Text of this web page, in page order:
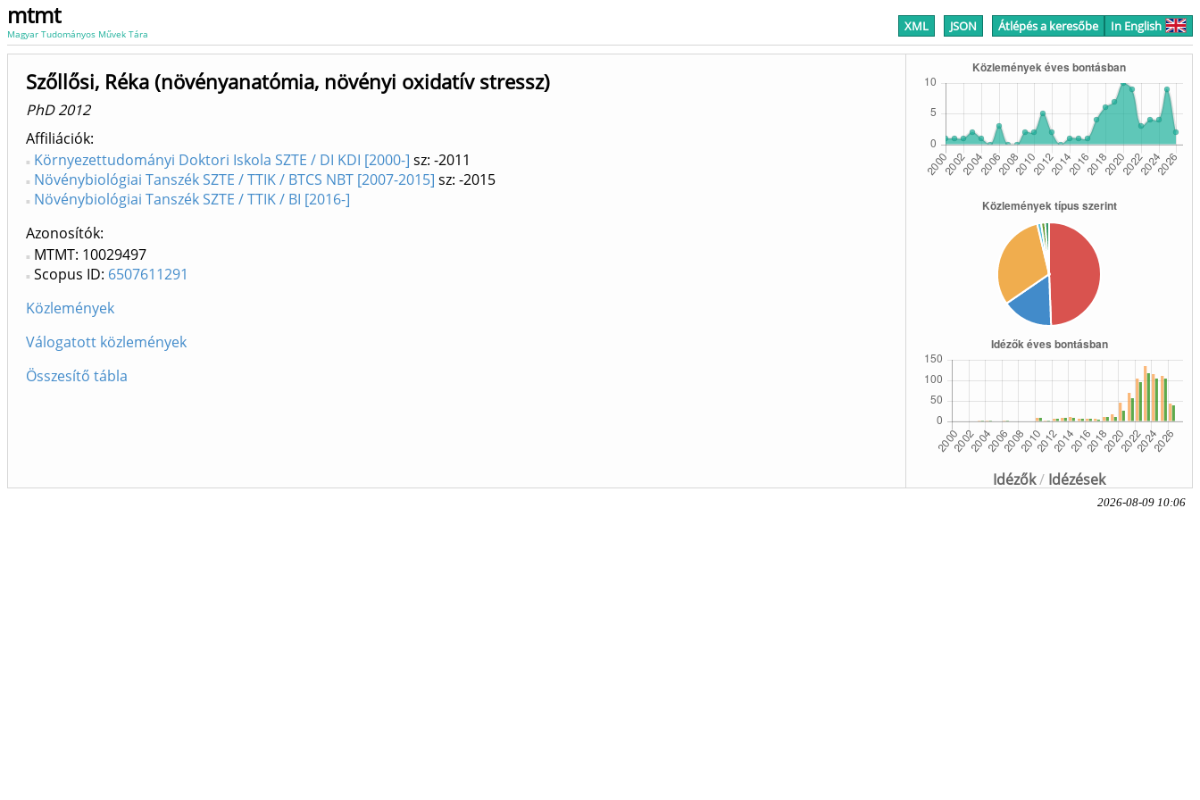
mtmt
Magyar Tudományos Művek Tára XML JSON Átlépés a keresőbe In English
Idézők/ Idézések
Szőllősi, Réka (növényanatómia, növényi oxidatív stressz)
PhD 2012
Affiliációk
Környezettudományi Doktori Iskola SZTE / DI KDI [2000-] sz: -2011
Növénybiológiai Tanszék SZTE / TTIK / BTCS NBT [2007-2015] sz: -2015
Növénybiológiai Tanszék SZTE / TTIK / BI [2016-]
Azonosítók
MTMT: 10029497
Scopus ID: 6507611291
Közlemények
Válogatott közlemények
Összesítő tábla
2026-08-09 10:06